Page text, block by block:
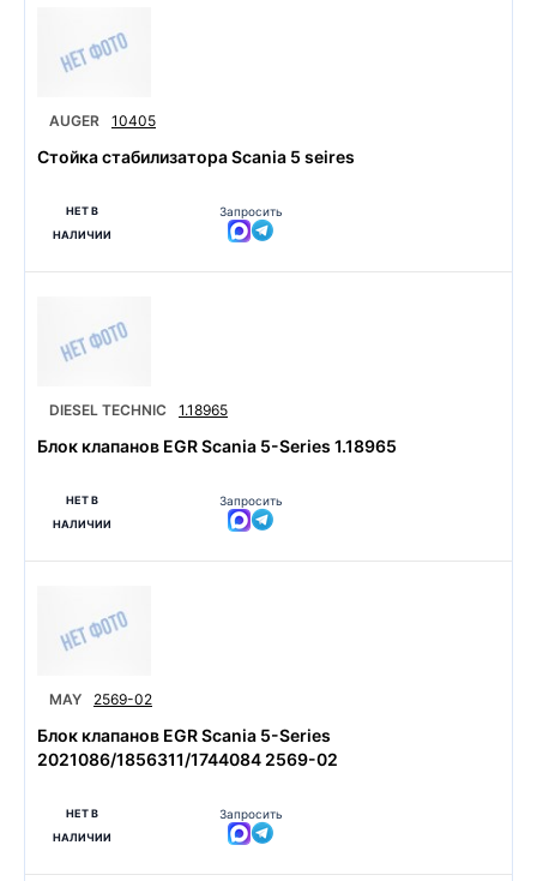
AUGER 10405
Cтойка стабилизатора Scania 5 seires
НЕТ В
НАЛИЧИИ
Запросить
DIESEL TECHNIC 1.18965
Блок клапанов EGR Scania 5-Series 1.18965
НЕТ В
НАЛИЧИИ
Запросить
MAY 2569-02
Блок клапанов EGR Scania 5-Series
2021086/1856311/1744084 2569-02
НЕТ В
НАЛИЧИИ
Запросить